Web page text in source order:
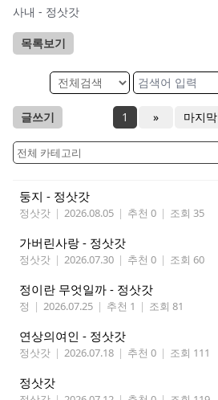
사내 - 정삿갓
목록보기
글쓰기 1 » 마지막
둥지 - 정삿갓
정삿갓 | 2026.08.05 | 추천 0 | 조회 35
가버린사랑 - 정삿갓
정삿갓 | 2026.07.30 | 추천 0 | 조회 60
정이란 무엇일까 - 정삿갓
정 | 2026.07.25 | 추천 1 | 조회 81
연상의여인 - 정삿갓
정삿갓 | 2026.07.18 | 추천 0 | 조회 111
정삿갓